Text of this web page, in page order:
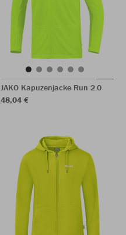
JAKO Kapuzenjacke Run 2.0
48,04 €